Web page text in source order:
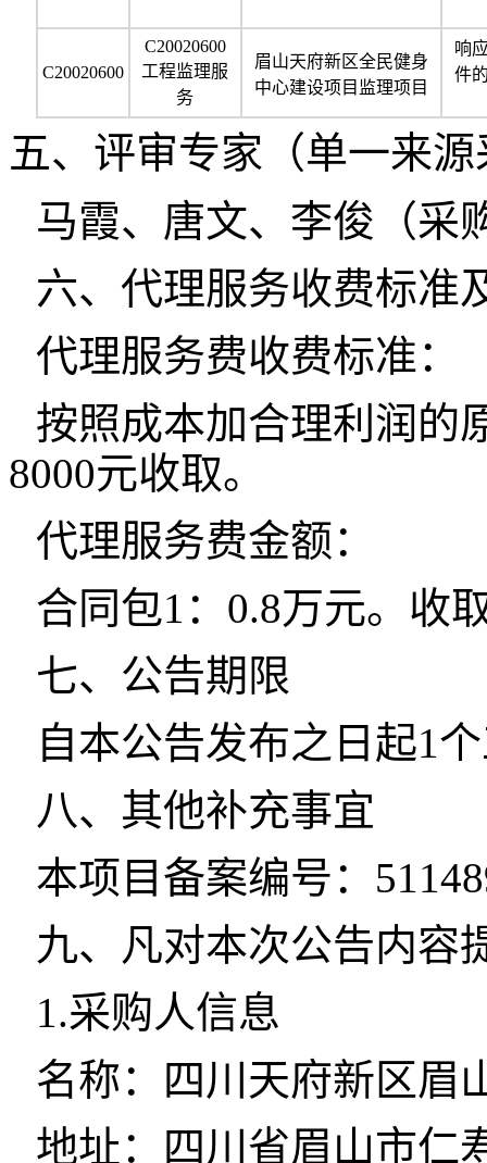
C20020600
C20020600
工程监理服
务
眉山天府新区全民健身
中心建设项目监理项目
响
件
五、评审专家（单一来
马霞、唐文、李俊（采
六、代理服务收费标准
代理服务费收费标准：
按照成本加合理利润的
8000元收取。
代理服务费金额：
合同包1：0.8万元。收
七、公告期限
自本公告发布之日起1
八、其他补充事宜
本项目备案编号：
九、凡对本次公告内容
1.采购人信息
名称：四川天府新区眉
地址：四川省眉山市仁